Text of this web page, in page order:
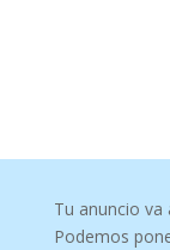
Tu anuncio va
Podemos